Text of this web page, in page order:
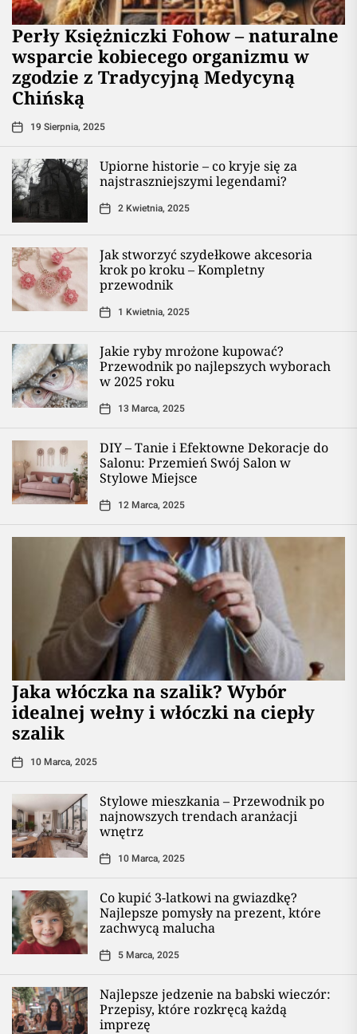
Perły Księżniczki Fohow – naturalne
wsparcie kobiecego organizmu w
zgodzie z Tradycyjną Medycyną
Chińską
19 Sierpnia, 2025
Upiorne historie – co kryje się za
najstraszniejszymi legendami?
2 Kwietnia, 2025
Jak stworzyć szydełkowe akcesoria
krok po kroku – Kompletny
przewodnik
1 Kwietnia, 2025
Jakie ryby mrożone kupować?
Przewodnik po najlepszych wyborach
w 2025 roku
13 Marca, 2025
DIY – Tanie i Efektowne Dekoracje do
Salonu: Przemień Swój Salon w
Stylowe Miejsce
12 Marca, 2025
Jaka włóczka na szalik? Wybór
idealnej wełny i włóczki na ciepły
szalik
10 Marca, 2025
Stylowe mieszkania – Przewodnik po
najnowszych trendach aranżacji
wnętrz
10 Marca, 2025
Co kupić 3-latkowi na gwiazdkę?
Najlepsze pomysły na prezent, które
zachwycą malucha
5 Marca, 2025
Najlepsze jedzenie na babski wieczór:
Przepisy, które rozkręcą każdą
imprezę